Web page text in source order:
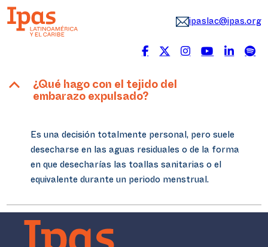
ipaslac@ipas.org
B ¿Qué hago con el tejido del
embarazo expulsado?
Es una decisión totalmente personal, pero suele
desecharse en las aguas residuales o de la forma
en que desecharías las toallas sanitarias o el
equivalente durante un periodo menstrual.